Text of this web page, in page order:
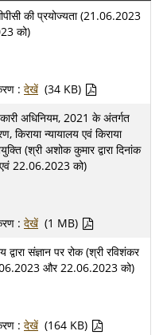
की प्रयोज्यता (21.06.2023
को)
: देखें (34 KB)
अधिनियम, 2021 के अंतर्गत
किराया न्यायालय एवं किराया
(श्री अशोक कुमार द्वारा दिनांक
22.06.2023 को)
: देखें (1 MB)
द्वारा संज्ञान पर रोक (श्री रविशंकर
और 22.06.2023 को)
: देखें (164 KB)